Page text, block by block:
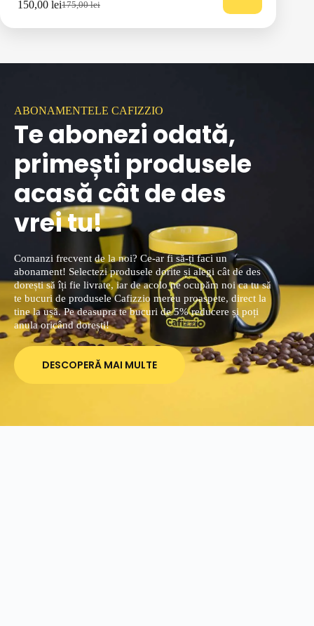
175,00lei
150,00 lei
ABONAMENTELE CAFIZZIO
Te abonezi odată,
primești produsele
acasă cât de des
vrei tu!
Comanzi frecvent de la noi? Ce-ar fi să-ți faci un
abonament! Selectezi produsele dorite și alegi cât de des
dorești să îți fie livrate, iar de acolo ne ocupăm noi ca tu să
te bucuri de produsele Cafizzio mereu proaspete, direct la
tine la ușă. Pe deasupra te bucuri de 5% reducere și poți
anula oricând dorești!
DESCOPERĂ MAI MULTE